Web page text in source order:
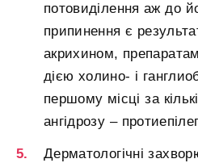
потовиділення аж до
припинення є
акрихином,
дією холино- і
першому місці за
ангідрозу –
Дерматологічні